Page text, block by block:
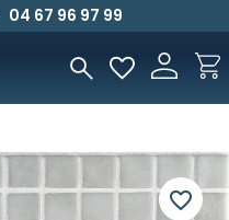
04 67 96 97 99
favorite_border